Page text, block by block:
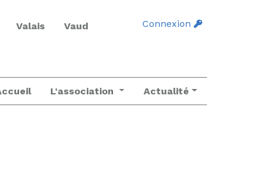
Valais Vaud Connexion
L'association Actualité